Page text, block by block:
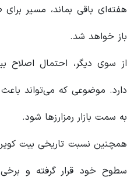
هفته‌ای باقی بماند، مسیر
باز خواهد شد.
دارد. موضوعی که می‌تواند
به سمت بازار رمزارزها شود.
همچنین نسبت تاریخی بیت
سطوح خود قرار گرفته و برخی